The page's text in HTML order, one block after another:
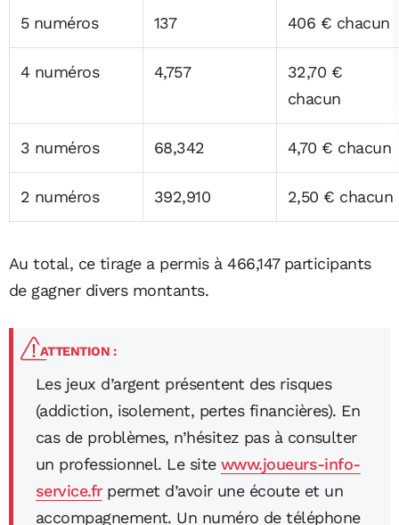
5 numéros 137 406 € chacun
4 numéros 4,757
32,70 €
chacun
3 numéros 68,342 4,70 € chacun
2 numéros 392,910 2,50 € chacun
Au total, ce tirage a permis à 466,147 participants
de gagner divers montants.
ATTENTION :
Les jeux d’argent présentent des risques
(addiction, isolement, pertes financières). En
cas de problèmes, n’hésitez pas à consulter
un professionnel. Le site www.joueurs-info-
service.frpermet d’avoir une écoute et un
accompagnement. Un numéro de téléphone